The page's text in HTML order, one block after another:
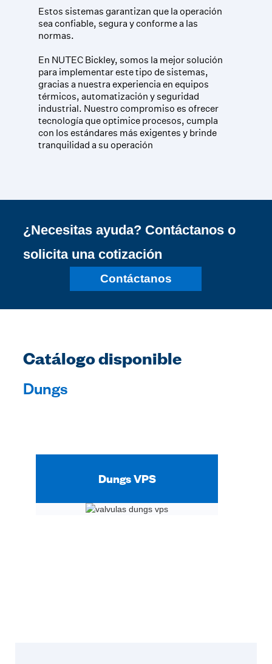
Estos sistemas garantizan que la operación
sea confiable, segura y conforme a las
normas.
En NUTEC Bickley, somos la mejor solución
para implementar este tipo de sistemas,
gracias a nuestra experiencia en equipos
térmicos, automatización y seguridad
industrial. Nuestro compromiso es ofrecer
tecnología que optimice procesos, cumpla
con los estándares más exigentes y brinde
tranquilidad a su operación
¿Necesitas ayuda? Contáctanos o
solicita una cotización
Contáctanos
Catálogo disponible
Dungs
Dungs VPS